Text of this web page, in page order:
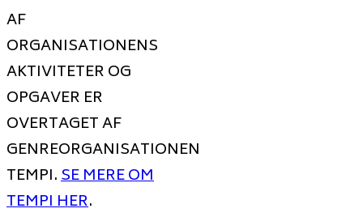
AF
ORGANISATIONENS
AKTIVITETER OG
OPGAVER ER
OVERTAGET AF
GENREORGANISATIONEN
TEMPI.SE MERE OM
TEMPI HER.